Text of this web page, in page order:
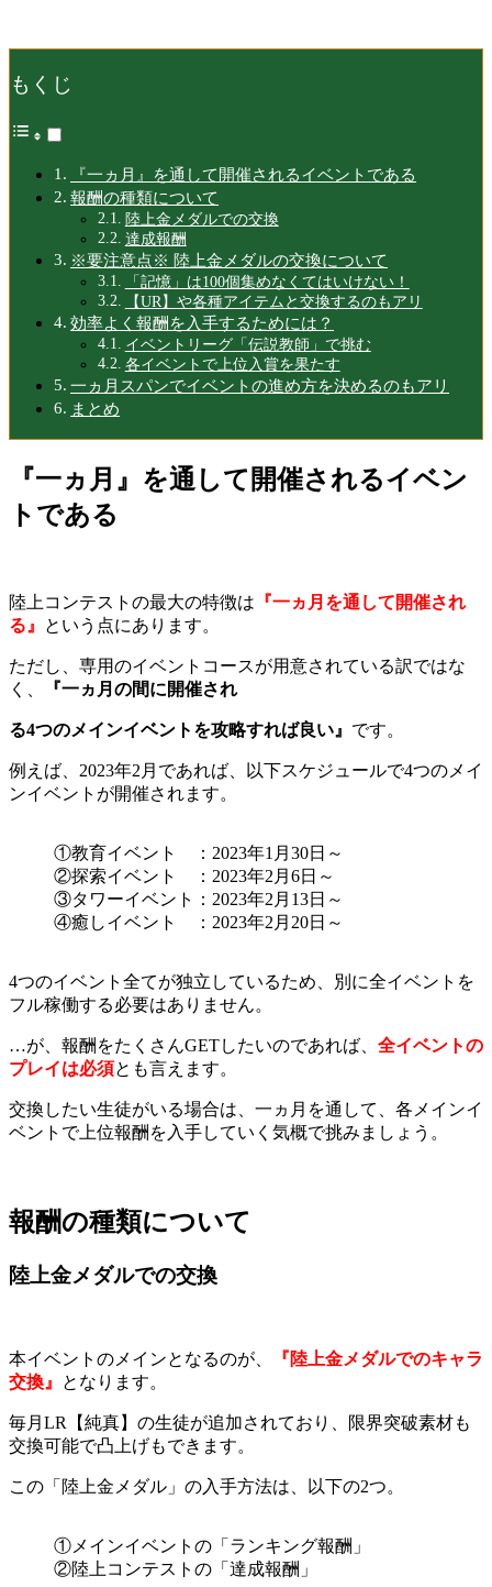
もくじ
『一ヵ月』を通して開催されるイベントである
報酬の種類について
陸上金メダルでの交換
達成報酬
※要注意点※ 陸上金メダルの交換について
「記憶」は100個集めなくてはいけない！
【UR】や各種アイテムと交換するのもアリ
効率よく報酬を入手するためには？
イベントリーグ「伝説教師」で挑む
各イベントで上位入賞を果たす
一ヵ月スパンでイベントの進め方を決めるのもアリ
まとめ
『一ヵ月』を通して開催されるイベン
トである
陸上コンテストの最大の特徴は 『一ヵ月を通して開催され
る』
という点にあります。
ただし、専用のイベントコースが用意されている訳ではな
く、
『一ヵ月の間に開催され
る4つのメインイベントを攻略すれば良い』 です。
例えば、2023年2月であれば、以下スケジュールで4つのメイ
ンイベントが開催されます。
①教育イベント ：2023年1月30日～
②探索イベント ：2023年2月6日～
③タワーイベント：2023年2月13日～
④癒しイベント ：2023年2月20日～
4つのイベント全てが独立しているため、別に全イベントを
フル稼働する必要はありません。
…が、報酬をたくさんGETしたいのであれば、 全イベントの
プレイは必須とも言えます。
交換したい生徒がいる場合は、一ヵ月を通して、各メインイ
ベントで上位報酬を入手していく気概で挑みましょう。
報酬の種類について
陸上金メダルでの交換
本イベントのメインとなるのが、
『陸上金メダルでのキャラ
交換』
となります。
毎月LR【純真】の生徒が追加されており、限界突破素材も
交換可能で凸上げもできます。
この「陸上金メダル」の入手方法は、以下の2つ。
①メインイベントの「ランキング報酬」
②陸上コンテストの「達成報酬」